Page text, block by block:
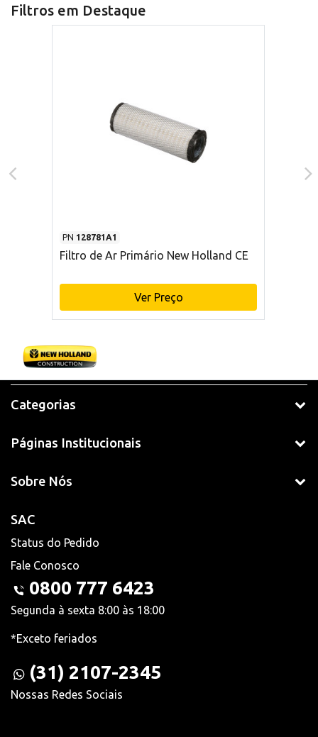
Filtros em Destaque
PN 128781A1
Filtro de Ar Primário New Holland CE
Ver Preço
Categorias
Páginas Institucionais
Sobre Nós
SAC
Status do Pedido
Fale Conosco
0800 777 6423
Segunda à sexta 8:00 às 18:00
*Exceto feriados
(31) 2107-2345
Nossas Redes Sociais